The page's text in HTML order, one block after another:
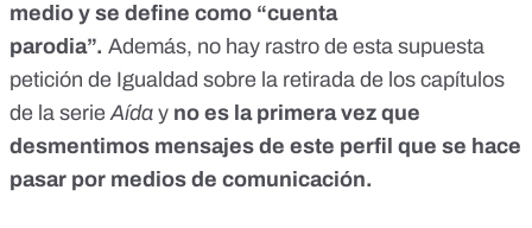
medio y se define como “cuenta
parodia”. Además, no hay rastro de esta supuesta
petición de Igualdad sobre la retirada de los capítulos
de la serie Aída y no es la primera vez que
desmentimos mensajes de este perfil que se hace
pasar por medios de comunicación.